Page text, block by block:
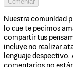
Comentar
Nuestra comunidad
lo que te pedimos
compartir tus
incluye no realizar
lenguaje despectivo.
comentarios no